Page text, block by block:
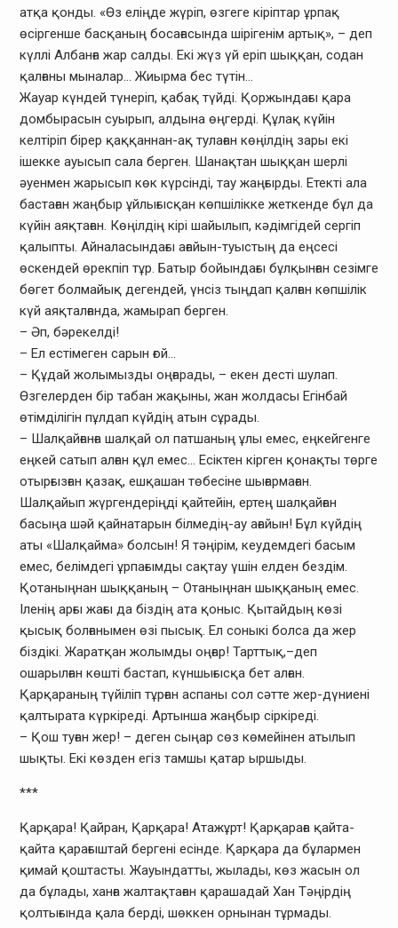
атқа қонды. «Өз еліңде жүріп, өзгеге кіріптар ұрпақ
өсіргенше басқаның босағасында шірігенім артық», – деп
күллі Албанға жар салды. Екі жүз үй еріп шыққан, содан
қалғаны мыналар… Жиырма бес түтін…
Жауар күндей түнеріп, қабақ түйді. Қоржындағы қара
домбырасын суырып, алдына өңгерді. Құлақ күйін
келтіріп бірер қаққаннан-ақ тулаған көңілдің зары екі
ішекке ауысып сала берген. Шанақтан шыққан шерлі
әуенмен жарысып көк күрсінді, тау жаңғырды. Етекті ала
бастаған жаңбыр ұйлығысқан көпшілікке жеткенде бұл да
күйін аяқтаған. Көңілдің кірі шайылып, кәдімгідей сергіп
қалыпты. Айналасындағы ағайын-туыстың да еңсесі
өскендей өрекпіп тұр. Батыр бойындағы бұлқынған сезімге
бөгет болмайық дегендей, үнсіз тыңдап қалған көпшілік
күй аяқталғанда, жамырап берген.
– Әп, бәрекелді!
– Ел естімеген сарын ғой…
– Құдай жолымызды оңғарады, – екен десті шулап.
Өзгелерден бір табан жақыны, жан жолдасы Егінбай
өтімділігін пұлдап күйдің атын сұрады.
– Шалқайғанға шалқай ол патшаның ұлы емес, еңкейгенге
еңкей сатып алған құл емес… Есіктен кірген қонақты төрге
отырғызған қазақ, ешқашан төбесіне шығармаған.
Шалқайып жүргендеріңді қайтейін, ертең шалқайған
басыңа шәй қайнатарын білмедің-ау ағайын! Бұл күйдің
аты «Шалқайма» болсын! Я тәңірім, кеудемдегі басым
емес, белімдегі ұрпағымды сақтау үшін елден бездім.
Қотаныңнан шыққаның – Отаныңнан шыққаның емес.
Іленің арғы жағы да біздің ата қоныс. Қытайдың көзі
қысық болғанымен өзі пысық. Ел соныкі болса да жер
біздікі. Жаратқан жолымды оңғар! Тарттық,–деп
ошарылған көшті бастап, күншығысқа бет алған.
Қарқараның түйіліп тұрған аспаны сол сәтте жер-дүниені
қалтырата күркіреді. Артынша жаңбыр сіркіреді.
– Қош туған жер! – деген сыңар сөз көмейінен атылып
шықты. Екі көзден егіз тамшы қатар ыршыды.
***
Қарқара! Қайран, Қарқара! Атажұрт! Қарқараға қайта-
қайта қарағыштай бергені есінде. Қарқара да бұлармен
қимай қоштасты. Жауындатты, жылады, көз жасын ол
да бұлады, ханға жалтақтаған қарашадай Хан Тәңірдің
қолтығында қала берді, шөккен орнынан тұрмады.